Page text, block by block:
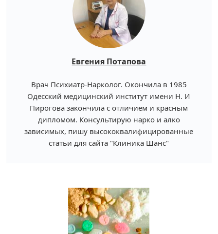
Евгения Потапова
Врач Психиатр-Нарколог. Окончила в 1985
Одесский медицинский институт имени Н. И
Пирогова закончила с отличием и красным
дипломом. Консультирую нарко и алко
зависимых, пишу высококвалифицированные
статьи для сайта "Клиника Шанс"